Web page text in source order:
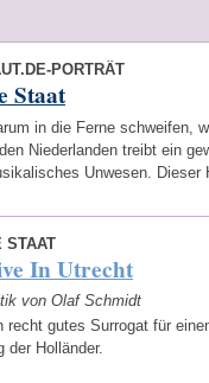
PORTRÄT
Staat
in die Ferne schweifen,
den Niederlanden treibt ein
Unwesen. Dieser
STAAT
In Utrecht
von Olaf Schmidt
recht gutes Surrogat für
der Holländer.